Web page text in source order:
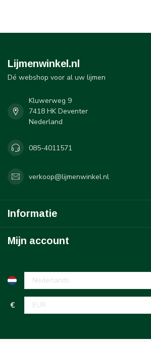
Lijmenwinkel.nl
Dé webshop voor al uw lijmen
Kluwerweg 9
7418 HK Deventer
Nederland
085-4011571
verkoop@lijmenwinkel.nl
Informatie
Mijn account
€